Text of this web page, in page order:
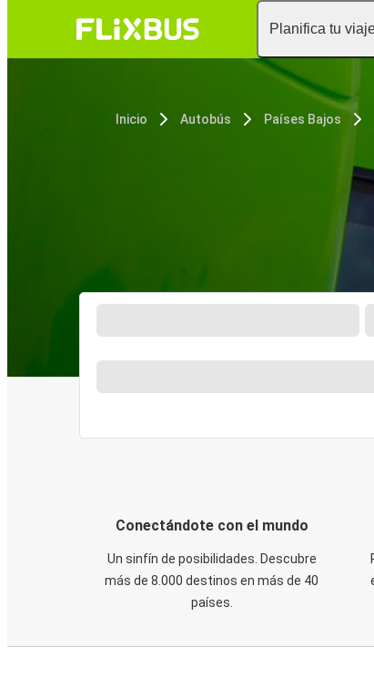
Planifica tu
Inicio Autobús Países Bajos
Conectándote con el mundo
Un sinfín de posibilidades. Descubre
más de 8.000 destinos en más de 40
países.